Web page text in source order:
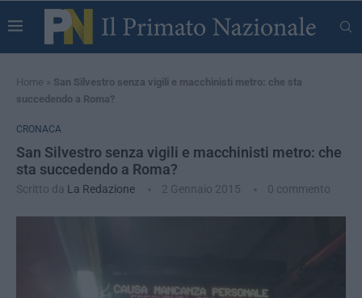
Home » San Silvestro senza vigili e macchinisti metro: che sta
succedendo a Roma?
CRONACA
San Silvestro senza vigili e macchinisti metro: che
sta succedendo a Roma?
Scritto da La Redazione 2 Gennaio 2015 0 commento